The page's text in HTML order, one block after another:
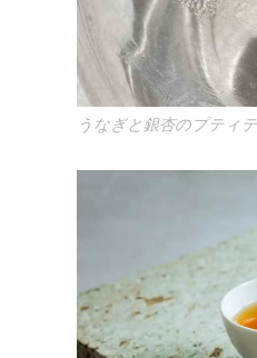
うなぎと銀杏のプティ